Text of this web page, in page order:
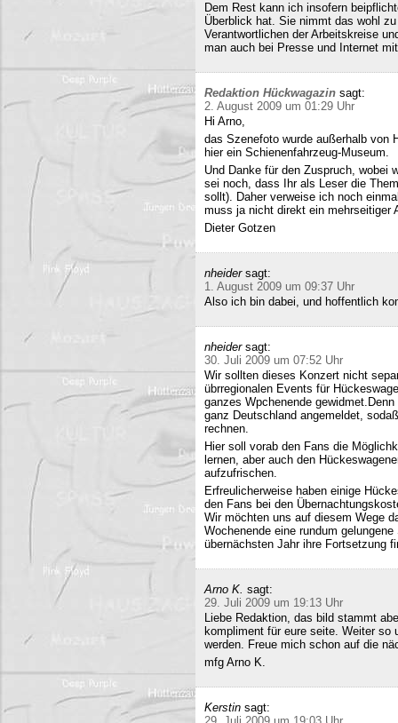
Dem Rest kann ich insofern
Überblick hat. Sie nimmt das wohl
Verantwortlichen der Arbeitskreise
man auch bei Presse und Internet
Redaktion Hückwagazin sagt:
2. August 2009 um 01:29 Uhr
Hi Arno,
das Szenefoto wurde außerhalb von
hier ein Schienenfahrzeug-Museum.
Und Danke für den Zuspruch, wobei
sei noch, dass Ihr als Leser die
sollt). Daher verweise ich noch
muss ja nicht direkt ein mehrseitiger
Dieter Gotzen
nheider sagt:
1. August 2009 um 09:37 Uhr
Also ich bin dabei, und hoffentlich
nheider sagt:
30. Juli 2009 um 07:52 Uhr
Wir sollten dieses Konzert nicht
übrregionalen Events für
ganzes Wpchenende
ganz Deutschland angemeldet,
rechnen.
Hier soll vorab den Fans die
lernen, aber auch den
aufzufrischen.
Erfreulicherweise haben einige
den Fans bei den
Wir möchten uns auf diesem Wege
Wochenende eine rundum
übernächsten Jahr ihre Fortsetzung
Arno K. sagt:
29. Juli 2009 um 19:13 Uhr
Liebe Redaktion, das bild stammt
kompliment für eure seite. Weiter so
werden. Freue mich schon auf die
mfg Arno K.
Kerstin sagt: